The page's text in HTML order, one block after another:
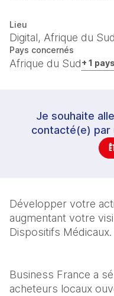
Lieu
Digital, Afrique du Sud
Pays concernés
Afrique du Sud+ 1 pays
Je souhaite
contacté(e)
Développer votre
augmentant votre
Dispositifs Médicaux.
Business France a
acheteurs locaux